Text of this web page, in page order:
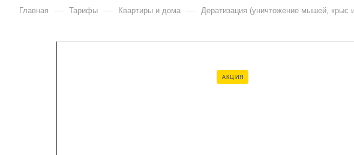
Главная — Тарифы — Квартиры и дома — Дератизация (уничтожение мышей, крыс
АКЦИЯ